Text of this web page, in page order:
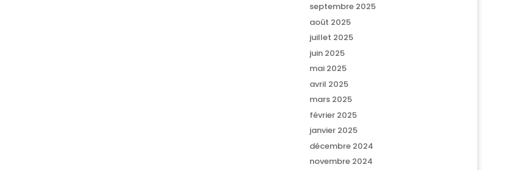
septembre 2025
août 2025
juillet 2025
juin 2025
mai 2025
avril 2025
mars 2025
février 2025
janvier 2025
décembre 2024
novembre 2024